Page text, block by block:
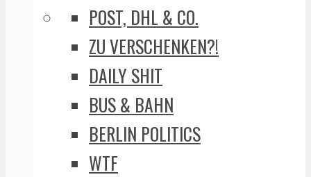
POST, DHL & CO.
ZU VERSCHENKEN?!
DAILY SHIT
BUS & BAHN
BERLIN POLITICS
WTF